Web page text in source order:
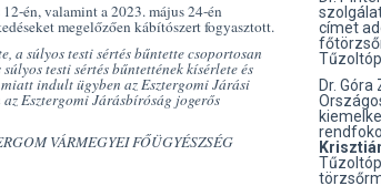
én, valamint a 2023. május 24-én
megelőzően kábítószert fogyasztott.
a súlyos testi sértés bűntette csoportosan
testi sértés bűntettének kísérlete és
indult ügyben az Esztergomi Járási
Esztergomi Járásbíróság jogerős
VÁRMEGYEI FŐÜGYÉSZSÉG
címet
Dr.